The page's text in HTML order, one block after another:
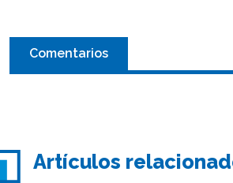
Comentarios
Artículos